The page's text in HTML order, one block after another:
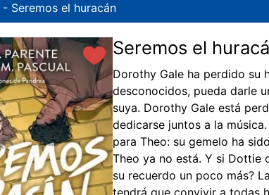
- Seremos el huracán
Seremos el
Dorothy Gale ha perdido su
desconocidos, pueda darle
suya. Dorothy Gale está
dedicarse juntos a la
para Theo: su gemelo ha
Theo ya no está. Y si Dottie
su recuerdo un poco más?
tendrá que convivir a todas